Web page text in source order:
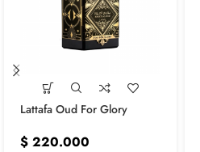
Lattafa Oud For Glory
$ 220.000